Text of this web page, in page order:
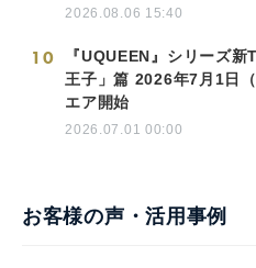
2026.08.06 15:40
10
『UQUEEN』シリーズ新
王子」篇 2026年7月1日
エア開始
2026.07.01 00:00
お客様の声・活用事例